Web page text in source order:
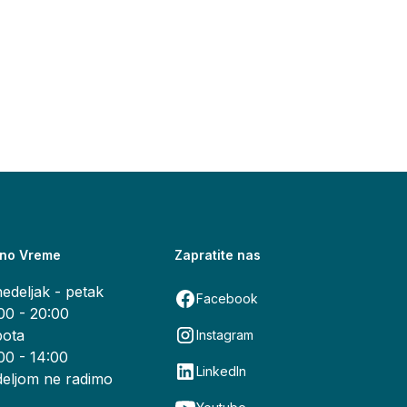
Vreme
- petak
- 20:00
- 14:00
ne radimo
Zapratite nas
Facebook
Instagram
LinkedIn